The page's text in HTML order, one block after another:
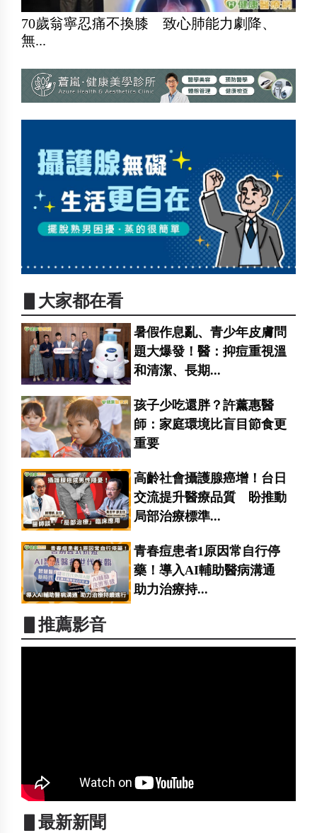
70歲翁寧忍痛不換膝 致心肺能力劇降、
無...
▋大家都在看
暑假作息亂、青少年皮膚問
題大爆發！醫：抑痘重視溫
和清潔、長期...
孩子少吃還胖？許薰惠醫
師：家庭環境比盲目節食更
重要
高齡社會攝護腺癌增！台日
交流提升醫療品質 盼推動
局部治療標準...
青春痘患者1原因常自行停
藥！導入AI輔助醫病溝通
助力治療持...
▋推薦影音
▋最新新聞